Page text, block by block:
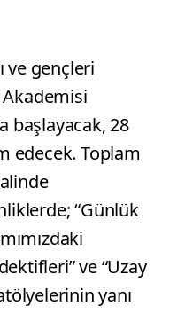
ve gençleri
başlayacak, 28
edecek. Toplam
“Günlük
ve “Uzay
yanı